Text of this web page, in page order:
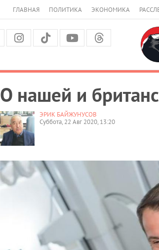
ГЛАВНАЯ ПОЛИТИКА ЭКОНОМИКА
О нашей и
ЭРИК БАЙЖУНУСОВ
Суббота, 22 Авг 2020, 13:20